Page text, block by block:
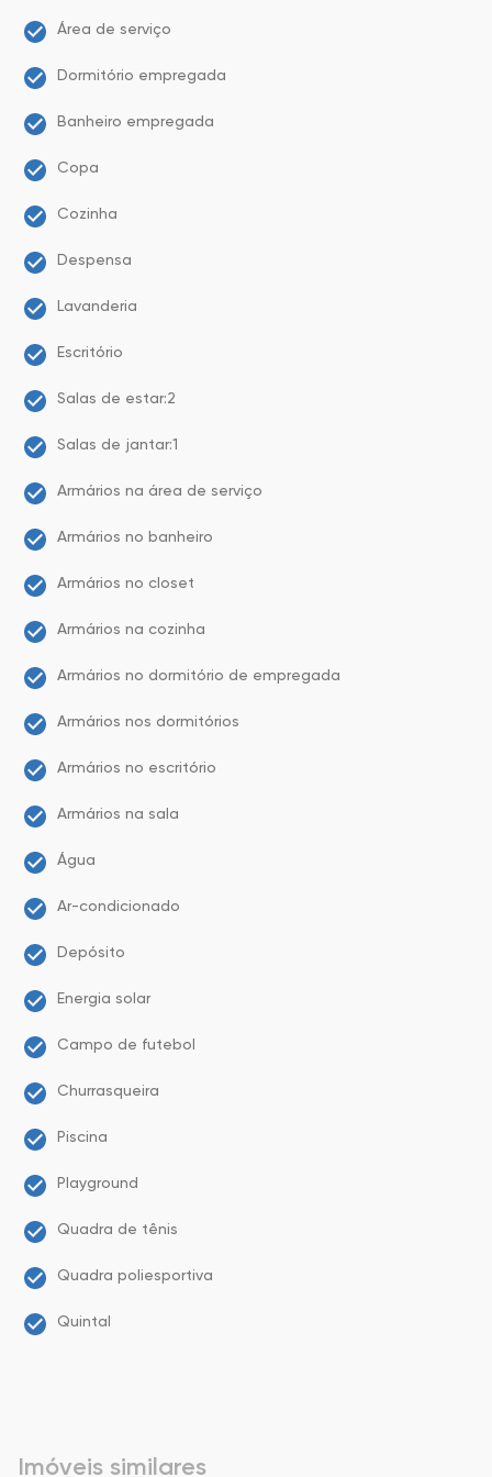
Área de serviço
Dormitório empregada
Banheiro empregada
Copa
Cozinha
Despensa
Lavanderia
Escritório
Salas de estar:2
Salas de jantar:1
Armários na área de serviço
Armários no banheiro
Armários no closet
Armários na cozinha
Armários no dormitório de empregada
Armários nos dormitórios
Armários no escritório
Armários na sala
Água
Ar-condicionado
Depósito
Energia solar
Campo de futebol
Churrasqueira
Piscina
Playground
Quadra de tênis
Quadra poliesportiva
Quintal
Imóveis similares